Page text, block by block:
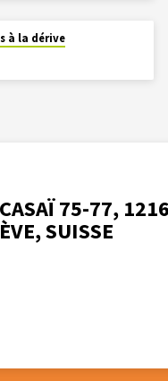
à la dérive
75-77, 1216
SUISSE